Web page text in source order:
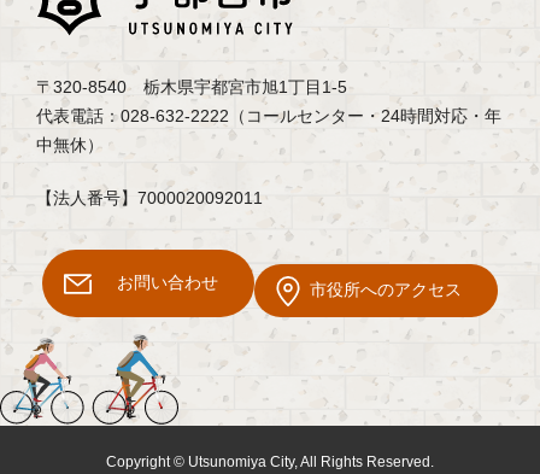
〒320-8540 栃木県宇都宮市旭1丁目1-5
代表電話：028-632-2222（コールセンター・24時間対応・年
中無休）
【法人番号】7000020092011
お問い合わせ 市役所へのアクセス
Copyright © Utsunomiya City, All Rights Reserved.